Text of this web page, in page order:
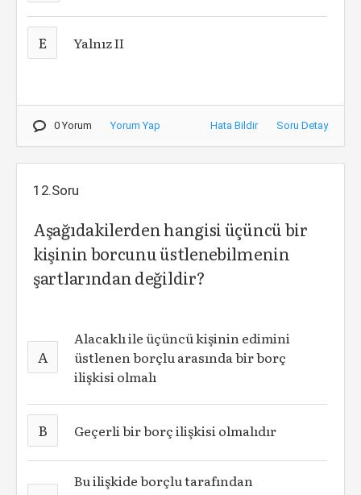
E Yalnız II
0 Yorum Yorum Yap Hata Bildir Soru Detay
12.Soru
Aşağıdakilerden hangisi üçüncü bir
kişinin borcunu üstlenebilmenin
şartlarından değildir?
A
Alacaklı ile üçüncü kişinin edimini
üstlenen borçlu arasında bir borç
ilişkisi olmalı
B Geçerli bir borç ilişkisi olmalıdır
Bu ilişkide borçlu tarafından